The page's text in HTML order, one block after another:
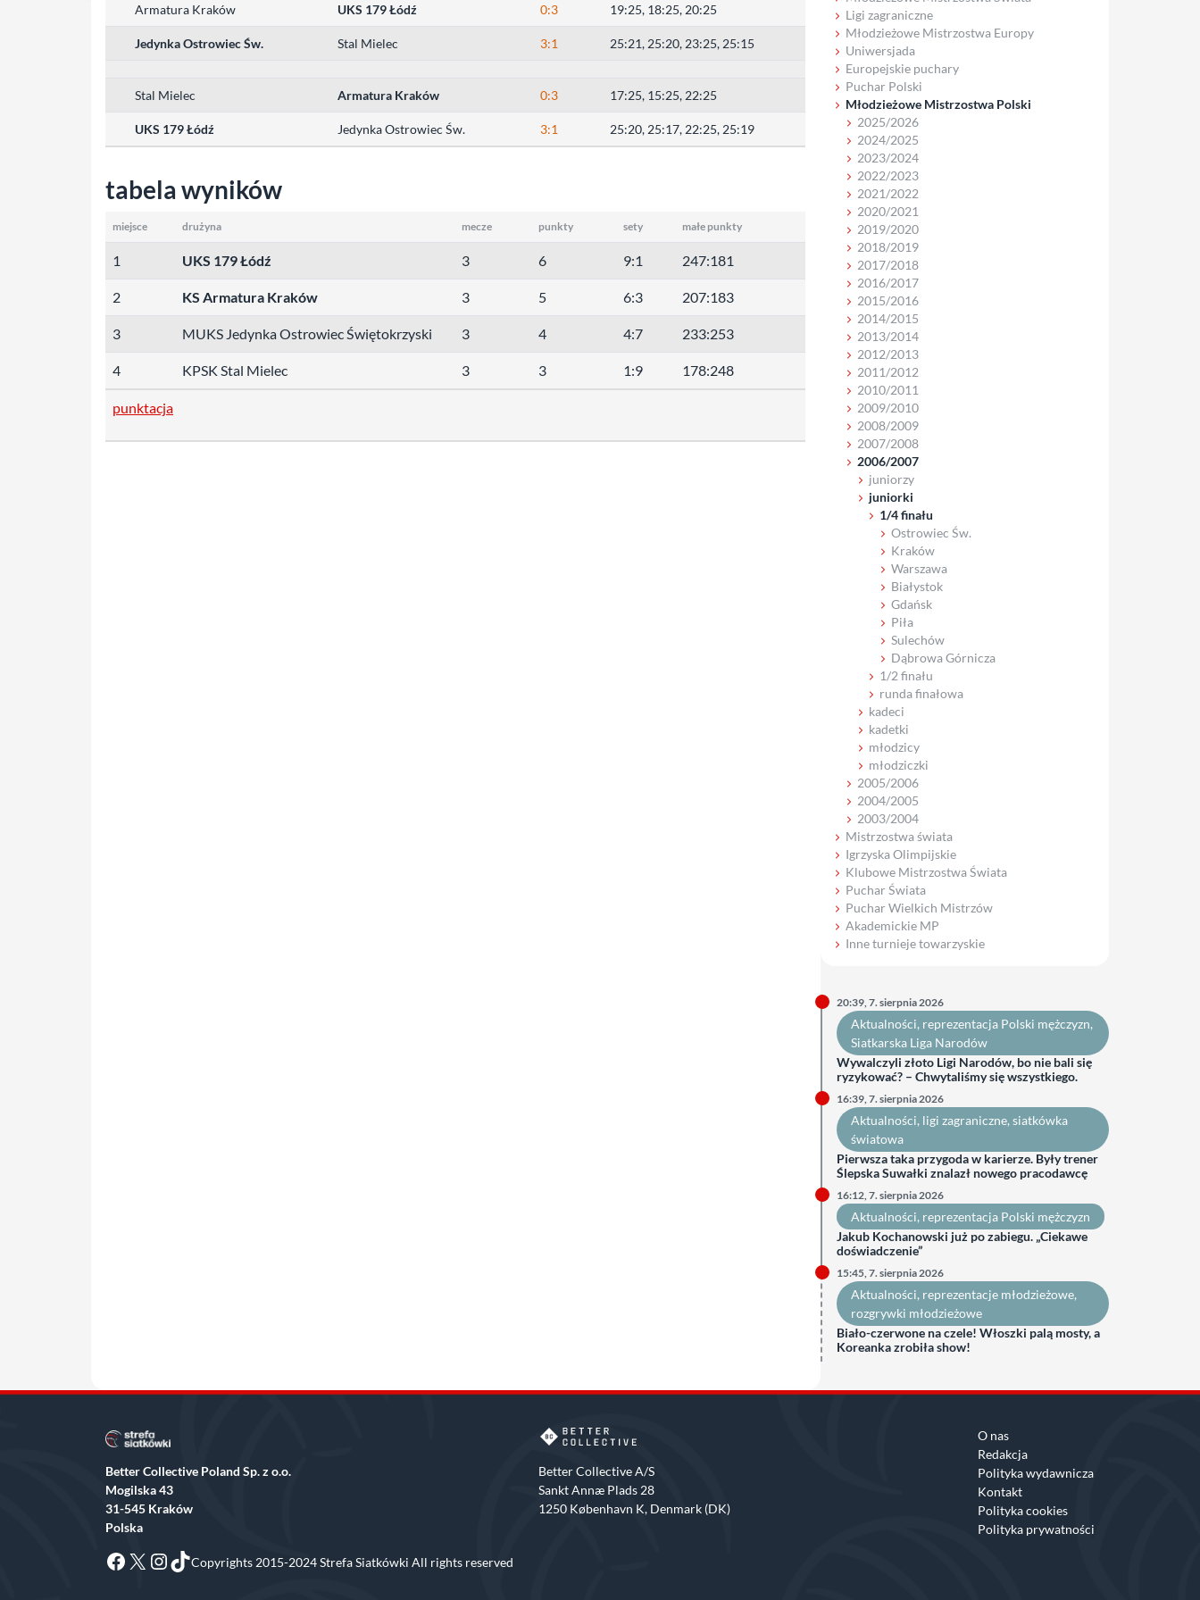
Armatura Kraków UKS 179 Łódź 0:3 19:25, 18:25, 20:25
Jedynka Ostrowiec Św. Stal Mielec 3:1 25:21, 25:20, 23:25, 25:15
Stal Mielec Armatura Kraków 0:3 17:25, 15:25, 22:25
UKS 179 Łódź Jedynka Ostrowiec Św. 3:1 25:20, 25:17, 22:25, 25:19
tabela wyników
miejsce drużyna mecze punkty sety małe punkty
1 UKS 179 Łódź 3 6 9:1 247:181
2 KS Armatura Kraków 3 5 6:3 207:183
3 MUKS Jedynka Ostrowiec Świętokrzyski 3 4 4:7 233:253
4 KPSK Stal Mielec 3 3 1:9 178:248
punktacja
Ligi zagraniczne
Młodzieżowe Mistrzostwa Europy
Uniwersjada
Europejskie puchary
Puchar Polski
Młodzieżowe Mistrzostwa Polski
2025/2026
2024/2025
2023/2024
2022/2023
2021/2022
2020/2021
2019/2020
2018/2019
2017/2018
2016/2017
2015/2016
2014/2015
2013/2014
2012/2013
2011/2012
2010/2011
2009/2010
2008/2009
2007/2008
2006/2007
juniorzy
juniorki
1/4 finału
Ostrowiec Św.
Kraków
Warszawa
Białystok
Gdańsk
Piła
Sulechów
Dąbrowa Górnicza
1/2 finału
runda finałowa
kadeci
kadetki
młodzicy
młodziczki
2005/2006
2004/2005
2003/2004
Mistrzostwa świata
Igrzyska Olimpijskie
Klubowe Mistrzostwa Świata
Puchar Świata
Puchar Wielkich Mistrzów
Akademickie MP
Inne turnieje towarzyskie
20:39, 7. sierpnia 2026
Aktualności, reprezentacja Polski mężczyzn
Siatkarska Liga Narodów
Wywalczyli złoto Ligi Narodów, bo nie bali się
ryzykować? – Chwytaliśmy się wszystkiego.
16:39, 7. sierpnia 2026
Aktualności, ligi zagraniczne, siatkówka
światowa
Pierwsza taka przygoda w karierze. Były trener
Ślepska Suwałki znalazł nowego pracodawcę
16:12, 7. sierpnia 2026
Aktualności, reprezentacja Polski mężczyzn
Jakub Kochanowski już po zabiegu. „Ciekawe
doświadczenie”
15:45, 7. sierpnia 2026
Aktualności, reprezentacje młodzieżowe
rozgrywki młodzieżowe
Biało-czerwone na czele! Włoszki palą mosty, a
Koreanka zrobiła show!
Better Collective Poland Sp. z o.o.
Mogilska 43
31-545 Kraków
Polska
Better Collective A/S
Sankt Annæ Plads 28
1250 København K, Denmark (DK)
O nas
Redakcja
Polityka wydawnicza
Kontakt
Polityka cookies
Polityka prywatności
Facebook
X Instagram
TikTok
Copyrights 2015-2024 Strefa Siatkówki All rights reserved